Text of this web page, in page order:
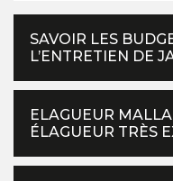
SAVOIR LES
L’ENTRETIEN DE
ELAGUEUR
ÉLAGUEUR TRÈS